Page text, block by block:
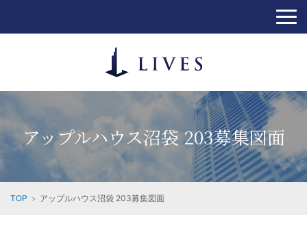
アップルハウス沼袋 203募集図面
TOP アップルハウス沼袋 203募集図面